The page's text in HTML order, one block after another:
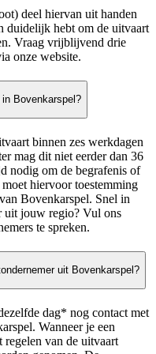
deel hiervan uit handen
duidelijk hebt om de uitvaart
Vraag vrijblijvend drie
onze website.
Bovenkarspel?
binnen zes werkdagen
mag dit niet eerder dan 36
nodig om de begrafenis of
hiervoor toestemming
Bovenkarspel. Snel in
uit jouw regio? Vul ons
te spreken.
uit Bovenkarspel?
dag* nog contact met
Wanneer je een
regelen van de uitvaart